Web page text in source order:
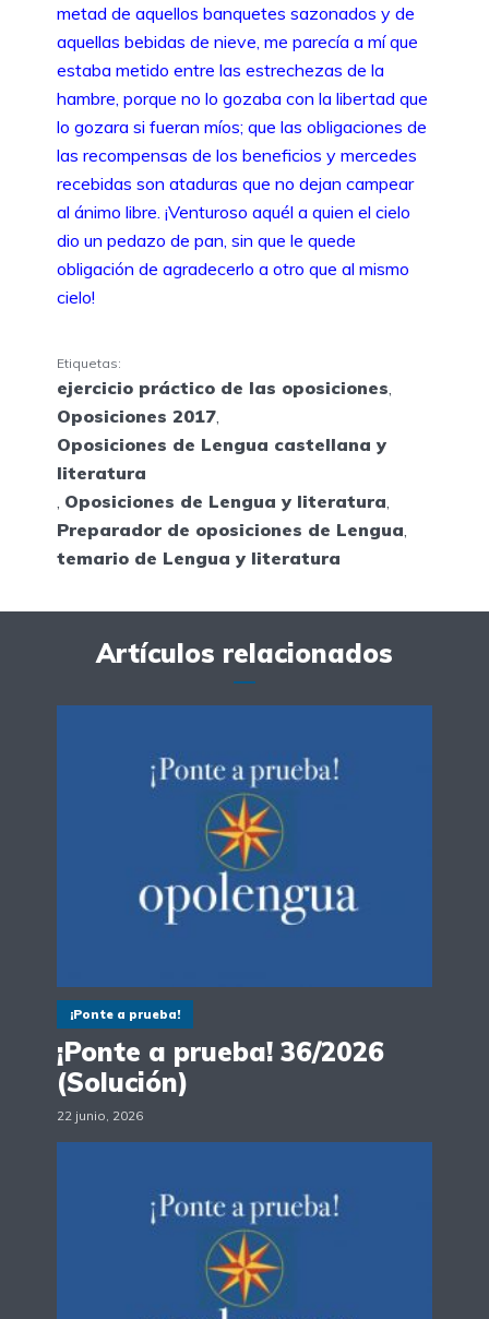
metad de aquellos banquetes sazonados y de
aquellas bebidas de nieve, me parecía a mí que
estaba metido entre las estrechezas de la
hambre, porque no lo gozaba con la libertad que
lo gozara si fueran míos; que las obligaciones de
las recompensas de los beneficios y mercedes
recebidas son ataduras que no dejan campear
al ánimo libre. ¡Venturoso aquél a quien el cielo
dio un pedazo de pan, sin que le quede
obligación de agradecerlo a otro que al mismo
cielo!
Etiquetas:
ejercicio práctico de las oposiciones,
Oposiciones 2017,
Oposiciones de Lengua castellana y
literatura
, Oposiciones de Lengua y literatura,
Preparador de oposiciones de Lengua,
temario de Lengua y literatura
Artículos relacionados
¡Ponte a prueba!
¡Ponte a prueba! 36/2026
(Solución)
22 junio, 2026